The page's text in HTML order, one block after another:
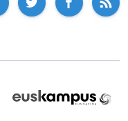
Fundazioa